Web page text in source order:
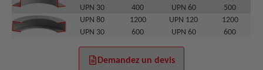
UPN 30
400
UPN 60
500
UPN 80
UPN 30
1200
600
UPN 120
UPN 60
1200
600
Demandez un devis